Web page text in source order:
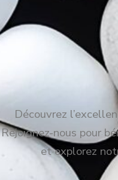
Découvrez
Rejoignez-nous pour
et explorez